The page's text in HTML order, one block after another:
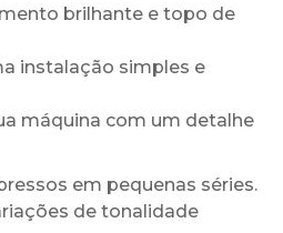
brilhante e topo de
instalação simples e
máquina com um detalhe
em pequenas séries.
de tonalidade